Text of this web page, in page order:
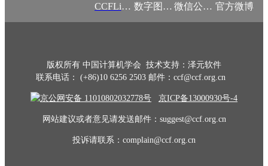
CCFLink APP 数字图书馆 微信公众号 官方微博
版权所有 中国计算机学会 技术支持：泽元软件
联系电话： (+86)10 6256 2503 邮件：ccf@ccf.org.cn
京公网安备 11010802032778号 京ICP备13000930号-4
网站建议或者意见请发送邮件：suggest@ccf.org.cn
投诉请联系：complain@ccf.org.cn